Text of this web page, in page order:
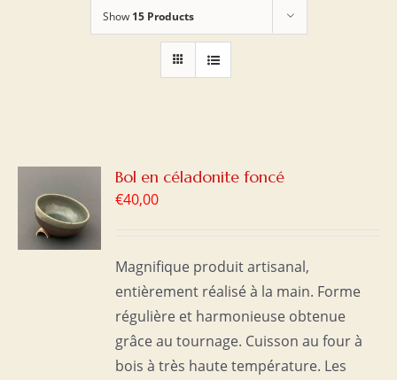
Show 15 Products
Bol en céladonite foncé
€40,00
Magnifique produit artisanal,
entièrement réalisé à la main. Forme
régulière et harmonieuse obtenue
grâce au tournage. Cuisson au four à
bois à très haute température. Les